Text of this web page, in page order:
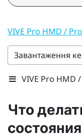
VIVE Pro HMD /
Завантаження
VIVE Pro HMD
Что